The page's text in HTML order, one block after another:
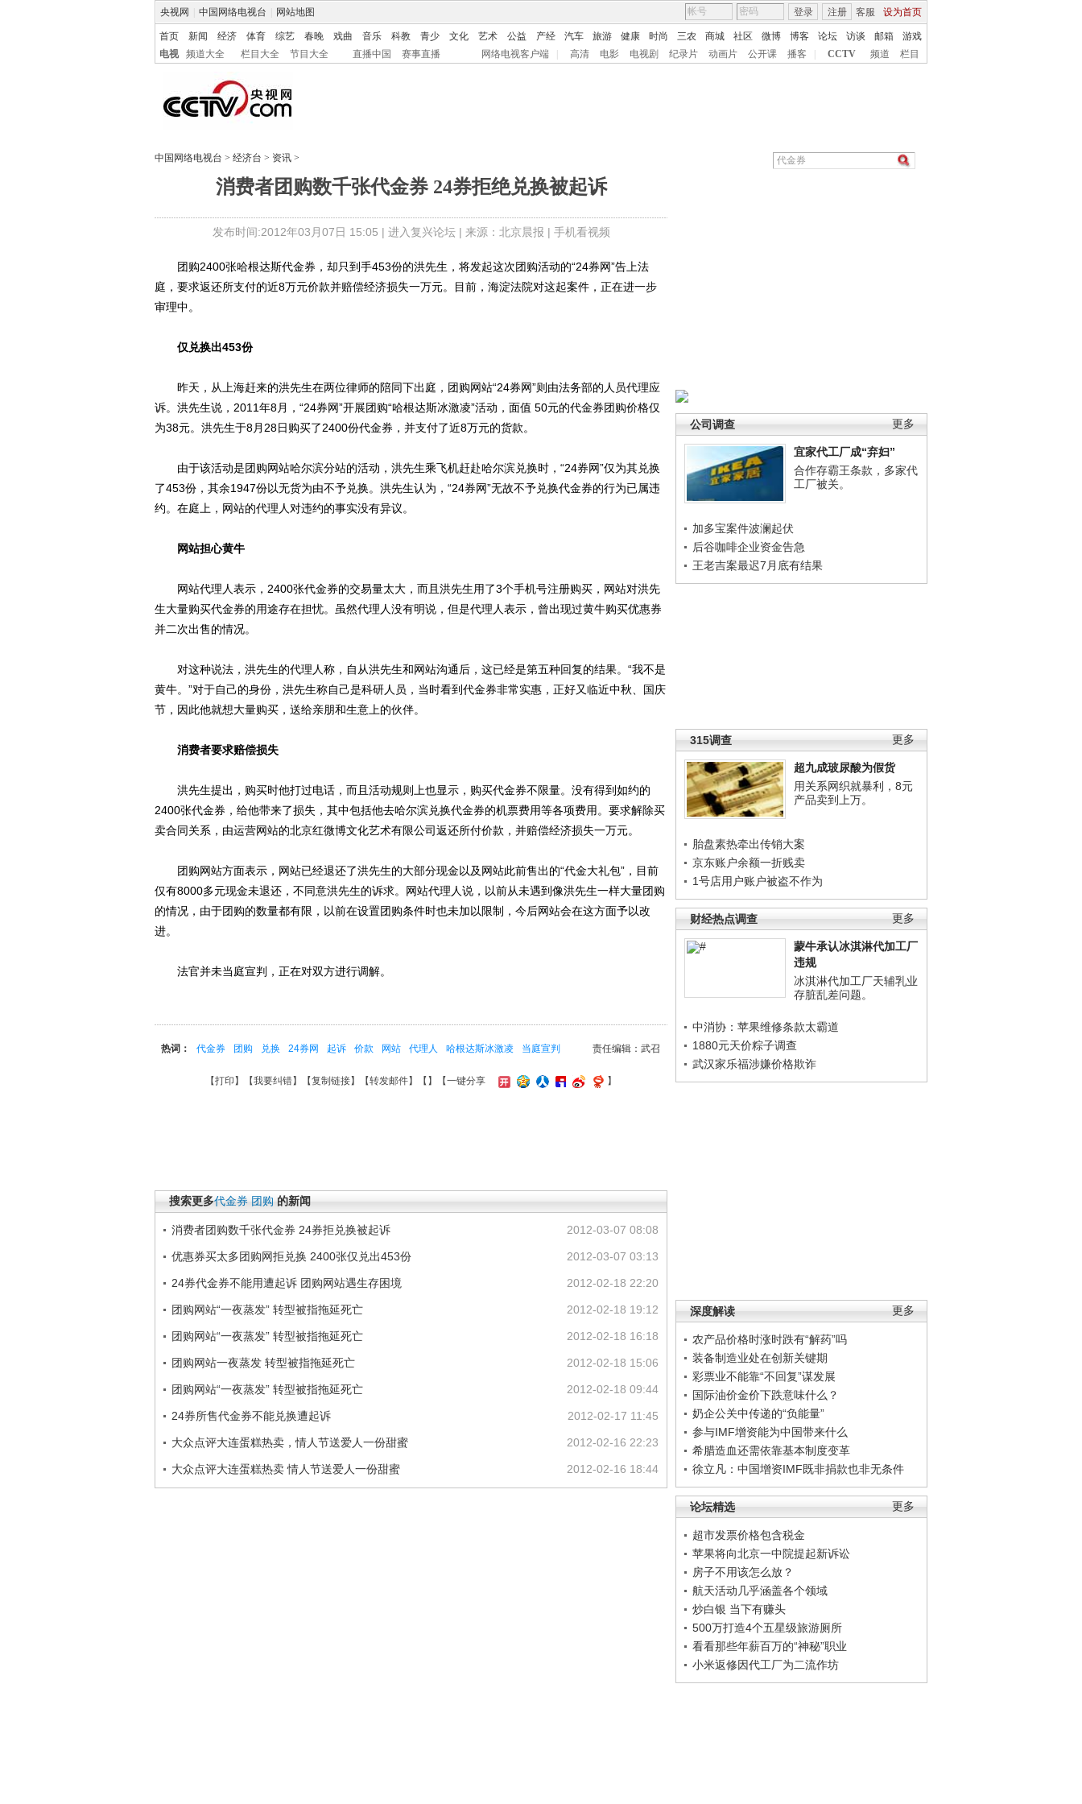
央视网 中国网络电视台 网站地图 客服 设为首页
登录 注册
首页 新闻 经济 体育 综艺 春晚 戏曲 音乐 科教 青少 文化 艺术 公益 产经 汽车 旅游 健康 时尚 三农 商城 社区 微博 博客 论坛 访谈 邮箱
游戏
电视
频道大全 栏目大全 节目大全 直播中国 赛事直播 网络电视客户端 高清 电影 电视剧 纪录片 动画片 公开课 播客 CCTV 频道 栏目
中国网络电视台 > 经济台 > 资讯 >
消费者团购数千张代金券 24券拒绝兑换被起诉
发布时间:2012年03月07日 15:05 | 进入复兴论坛| 来源：北京晨报 | 手机看视频
更多
公司调查
宜家代工厂成“弃妇”
合作存霸王条款，多家代
工厂被关。
加多宝案件波澜起伏
后谷咖啡企业资金告急
王老吉案最迟7月底有结果
更多
315调查
超九成玻尿酸为假货
用关系网织就暴利，8元
产品卖到上万。
胎盘素热牵出传销大案
京东账户余额一折贱卖
1号店用户账户被盗不作为
更多
财经热点调查
蒙牛承认冰淇淋代加工厂
违规
冰淇淋代加工厂天辅乳业
存脏乱差问题。
中消协：苹果维修条款太霸道
1880元天价粽子调查
武汉家乐福涉嫌价格欺诈
更多
深度解读
农产品价格时涨时跌有“解药”吗
装备制造业处在创新关键期
彩票业不能靠“不回复”谋发展
国际油价金价下跌意味什么？
奶企公关中传递的“负能量”
参与IMF增资能为中国带来什么
希腊造血还需依靠基本制度变革
徐立凡：中国增资IMF既非捐款也非无条件
更多
论坛精选
超市发票价格包含税金
苹果将向北京一中院提起新诉讼
房子不用该怎么放？
航天活动几乎涵盖各个领域
炒白银 当下有赚头
500万打造4个五星级旅游厕所
看看那些年薪百万的“神秘”职业
小米返修因代工厂为二流作坊
团购2400张哈根达斯代金券，却只到手453份的洪先生，将发起这次团购活动的“24券网”告上法
庭，要求返还所支付的近8万元价款并赔偿经济损失一万元。目前，海淀法院对这起案件，正在进一步
审理中。
仅兑换出453份
昨天，从上海赶来的洪先生在两位律师的陪同下出庭，团购网站“24券网”则由法务部的人员代理应
诉。洪先生说，2011年8月，“24券网”开展团购“哈根达斯冰激凌”活动，面值 50元的代金券团购价格仅
为38元。洪先生于8月28日购买了2400份代金券，并支付了近8万元的货款。
由于该活动是团购网站哈尔滨分站的活动，洪先生乘飞机赶赴哈尔滨兑换时，“24券网”仅为其兑换
了453份，其余1947份以无货为由不予兑换。洪先生认为，“24券网”无故不予兑换代金券的行为已属违
约。在庭上，网站的代理人对违约的事实没有异议。
网站担心黄牛
网站代理人表示，2400张代金券的交易量太大，而且洪先生用了3个手机号注册购买，网站对洪先
生大量购买代金券的用途存在担忧。虽然代理人没有明说，但是代理人表示，曾出现过黄牛购买优惠券
并二次出售的情况。
对这种说法，洪先生的代理人称，自从洪先生和网站沟通后，这已经是第五种回复的结果。“我不是
黄牛。”对于自己的身份，洪先生称自己是科研人员，当时看到代金券非常实惠，正好又临近中秋、国庆
节，因此他就想大量购买，送给亲朋和生意上的伙伴。
消费者要求赔偿损失
洪先生提出，购买时他打过电话，而且活动规则上也显示，购买代金券不限量。没有得到如约的
2400张代金券，给他带来了损失，其中包括他去哈尔滨兑换代金券的机票费用等各项费用。要求解除买
卖合同关系，由运营网站的北京红微博文化艺术有限公司返还所付价款，并赔偿经济损失一万元。
团购网站方面表示，网站已经退还了洪先生的大部分现金以及网站此前售出的“代金大礼包”，目前
仅有8000多元现金未退还，不同意洪先生的诉求。网站代理人说，以前从未遇到像洪先生一样大量团购
的情况，由于团购的数量都有限，以前在设置团购条件时也未加以限制，今后网站会在这方面予以改
进。
法官并未当庭宣判，正在对双方进行调解。
责任编辑：武召
热词： 代金券 团购 兑换 24券网 起诉 价款 网站 代理人 哈根达斯冰激凌 当庭宣判
【打印 】【我要纠错】【复制链接】【转发邮件】【 】 【一键分享 】
搜索更多代金券 团购 的新闻
2012-03-07 08:08
消费者团购数千张代金券 24券拒兑换被起诉
2012-03-07 03:13
优惠券买太多团购网拒兑换 2400张仅兑出453份
2012-02-18 22:20
24券代金券不能用遭起诉 团购网站遇生存困境
2012-02-18 19:12
团购网站“一夜蒸发” 转型被指拖延死亡
2012-02-18 16:18
团购网站“一夜蒸发” 转型被指拖延死亡
2012-02-18 15:06
团购网站一夜蒸发 转型被指拖延死亡
2012-02-18 09:44
团购网站“一夜蒸发” 转型被指拖延死亡
2012-02-17 11:45
24券所售代金券不能兑换遭起诉
2012-02-16 22:23
大众点评大连蛋糕热卖，情人节送爱人一份甜蜜
2012-02-16 18:44
大众点评大连蛋糕热卖 情人节送爱人一份甜蜜